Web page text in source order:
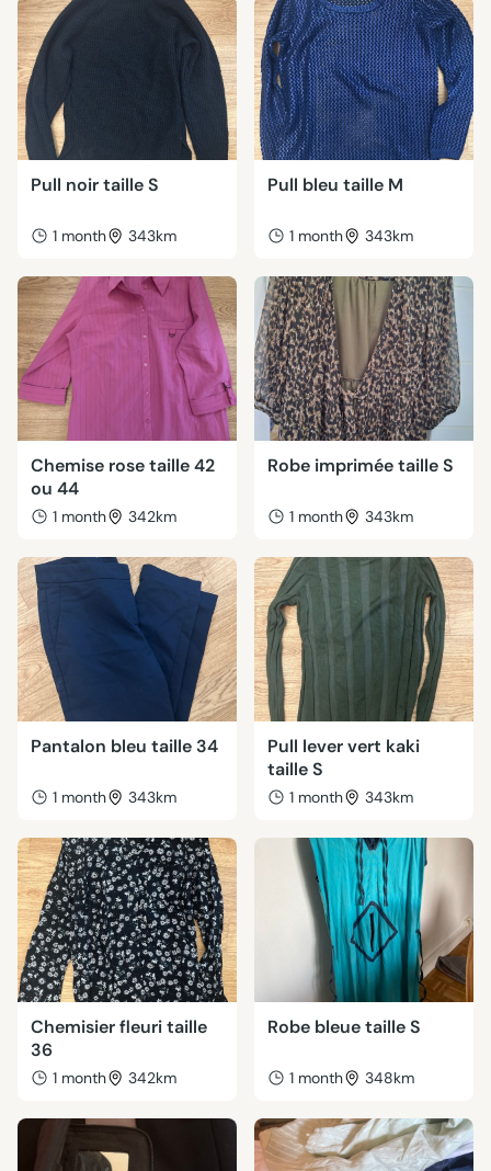
Pull noir taille S
1 month 343km
Pull bleu taille M
1 month 343km
Chemise rose taille 42
ou 44
1 month 342km
Robe imprimée taille S
1 month 343km
Pantalon bleu taille 34
1 month 343km
Pull lever vert kaki
taille S
1 month 343km
Chemisier fleuri taille
36
1 month 342km
Robe bleue taille S
1 month 348km